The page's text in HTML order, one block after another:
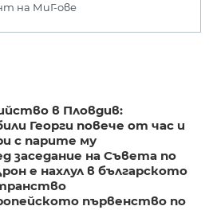
на МиГ-ове
в Пловдив:
Георги повече от час и
с парите му
заседание на Съвета по
е нахлул в българското
първенство по